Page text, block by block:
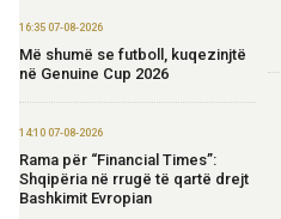
16:35 07-08-2026
Më shumë se futboll, kuqezinjtë
në Genuine Cup 2026
14:10 07-08-2026
Rama për “Financial Times”:
Shqipëria në rrugë të qartë drejt
Bashkimit Evropian